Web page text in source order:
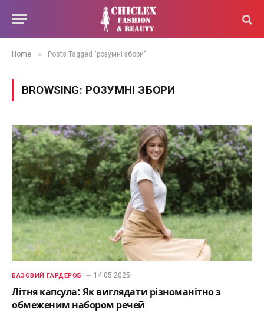
Home » Posts Tagged "розумні збори"
BROWSING: РОЗУМНІ ЗБОРИ
БАЗОВИЙ ГАРДЕРОБ 14.05.2025
Літня капсула: Як виглядати різноманітно з
обмеженим набором речей